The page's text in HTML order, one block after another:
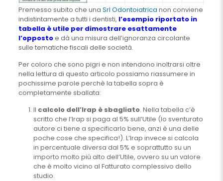
Premesso subito che una Srl Odontoiatrica non conviene
indistintamente a tutti i dentisti, l’esempio riportato in
tabella è utile per dimostrare esattamente
l’oppostoe dà una misura dell’ignoranza circolante
sulle tematiche fiscali delle società.
Per coloro che sono pigri e non intendono inoltrarsi oltre
nella lettura di questo articolo possiamo riassumere in
pochissime parole perchè la tabella sopra è
completamente sballata:
Il calcolo dell’Irap è sbagliato. Nella tabella c’è
scritto che l’Irap si paga al 5% sull’Utile (lo sventurato
autore ci tiene a specificarlo bene, anzi è una delle
poche cose che specifica!). L’Irap invece si calcola
in percentuale diversa dal 5% e soprattutto su un
importo molto più alto dell’Utile, ovvero su un valore
che è molto vicino al Fatturato complessivo dello
studio.